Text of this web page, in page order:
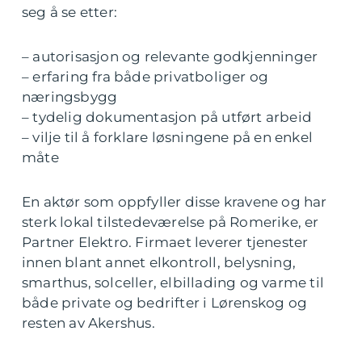
seg å se etter:
– autorisasjon og relevante godkjenninger
– erfaring fra både privatboliger og
næringsbygg
– tydelig dokumentasjon på utført arbeid
– vilje til å forklare løsningene på en enkel
måte
En aktør som oppfyller disse kravene og har
sterk lokal tilstedeværelse på Romerike, er
Partner Elektro. Firmaet leverer tjenester
innen blant annet elkontroll, belysning,
smarthus, solceller, elbillading og varme til
både private og bedrifter i Lørenskog og
resten av Akershus.